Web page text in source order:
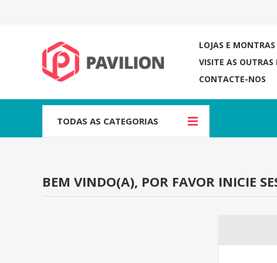
LOJAS E MONTRAS
VISITE AS OUTRAS
CONTACTE-NOS
TODAS AS CATEGORIAS
BEM VINDO(A), POR FAVOR INICIE